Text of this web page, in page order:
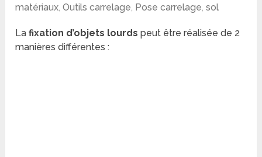
matériaux,Outils carrelage, Pose carrelage,sol
Lafixation d’objets lourds peut être réalisée de 2
manières différentes :